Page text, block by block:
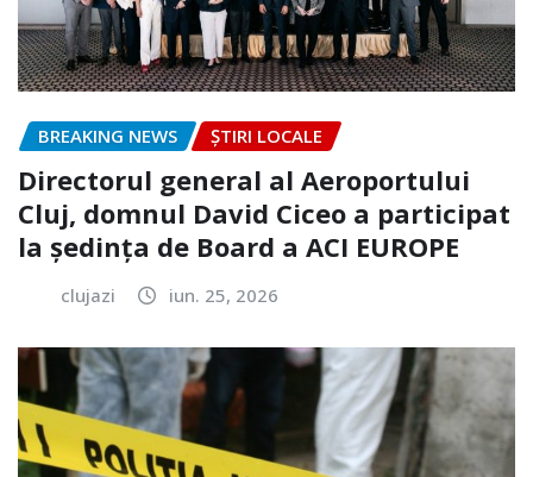
BREAKING NEWS ȘTIRI LOCALE
Directorul general al Aeroportului
Cluj, domnul David Ciceo a participat
la ședința de Board a ACI EUROPE
clujazi iun. 25, 2026